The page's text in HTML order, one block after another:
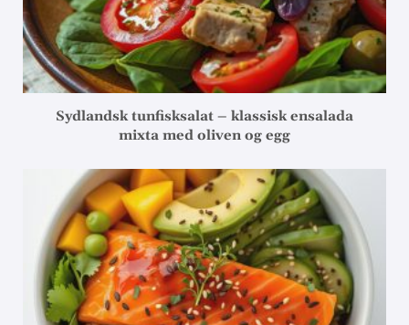
Sydlandsk tunfisksalat – klassisk ensalada
mixta med oliven og egg